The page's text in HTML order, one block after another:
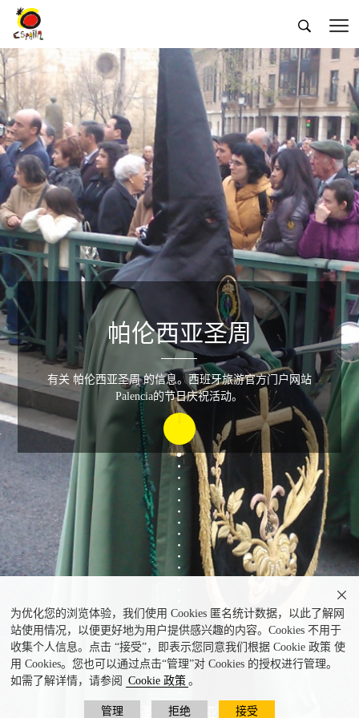
 
为优化您的浏览体验，我们使用 Cookies 匿名统计数据，以此了解网
站使用情况，以便更好地为用户提供感兴趣的内容。Cookies 不用于
收集个人信息。点击 “接受”，即表示您同意我们根据 Cookie 政策 使
用 Cookies。您也可以通过点击“管理”对 Cookies 的授权进行管理。
如需了解详情，请参阅
Cookie 政策 。
管理 拒绝 接受

慈悲圣母帕伦西亚圣周
帕伦西亚圣周
有关 帕伦西亚圣周 的信息。西班牙旅游官方门户网站
Palencia的节日庆祝活动。